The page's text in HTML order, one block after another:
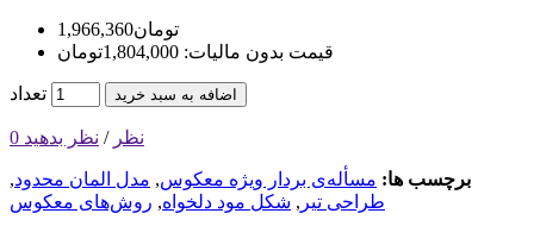
1,966,360تومان
قیمت بدون مالیات: 1,804,000تومان
تعداد اضافه به سبد خرید
0 نظر / نظر بدهید
برچسب ها: مسأله‌ی بردار ویژه معکوس, مدل المان محدود,
طراحی تیر , شکل مود دلخواه, روش‌های معکوس